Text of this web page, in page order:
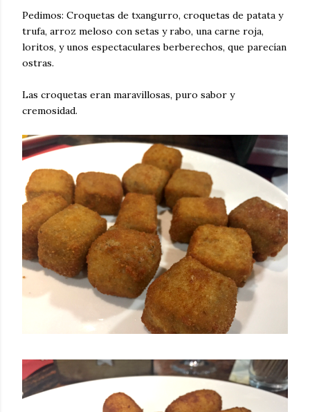
Pedimos: Croquetas de txangurro, croquetas de patata y
trufa, arroz meloso con setas y rabo, una carne roja,
loritos, y unos espectaculares berberechos, que parecían
ostras.
Las croquetas eran maravillosas, puro sabor y
cremosidad.